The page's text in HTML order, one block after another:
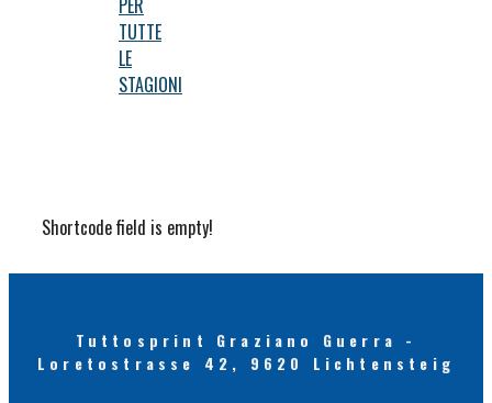
PER
TUTTE
LE
STAGIONI
Shortcode field is empty!
Tuttosprint Graziano Guerra -
Loretostrasse 42, 9620 Lichtensteig